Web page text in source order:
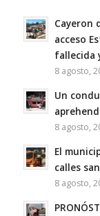
Cayeron
acceso
fallecida
8 agosto,
Un
8 agosto,
El
calles
8 agosto,